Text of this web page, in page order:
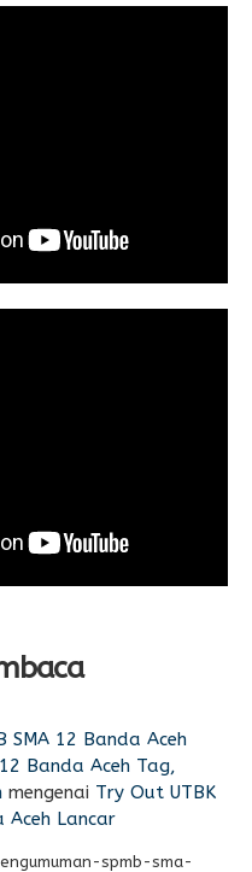
SMA 12 Banda Aceh
Banda Aceh Tag,
mengenai Try Out UTBK
Aceh Lancar
spmb-sma-